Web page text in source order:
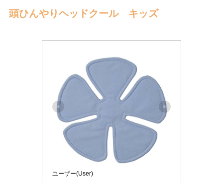
頭ひんやりヘッドクール キッズ
ユーザー(User)